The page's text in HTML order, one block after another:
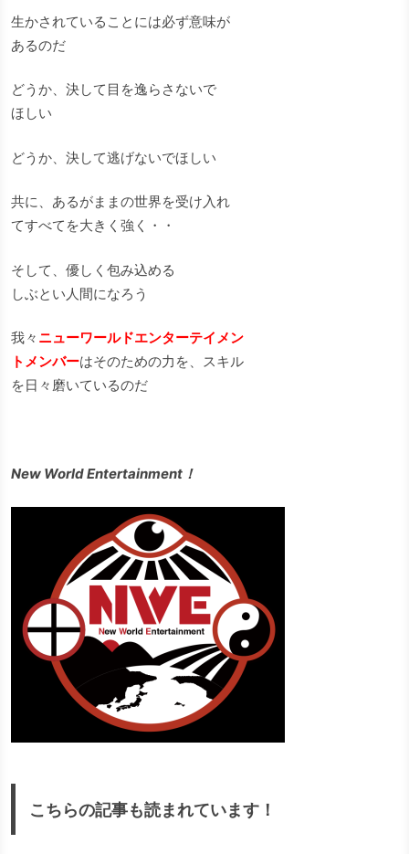
生かされていることには必ず意味が
あるのだ
どうか、決して目を逸らさないで
ほしい
どうか、決して逃げないでほしい
共に、あるがままの世界を受け入れ
てすべてを大きく強く・・
そして、優しく包み込める
しぶとい人間になろう
我々 ニューワールドエンターテイメン
トメンバーはそのための力を、スキル
を日々磨いているのだ
New World Entertainment！
こちらの記事も読まれています！